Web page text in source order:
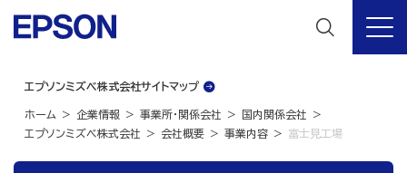
エプソンミズベ株式会社サイトマップ
ホーム 企業情報 事業所・関係会社
国内関係会社
エプソンミズベ株式会社
会社概要 事業内容 富士見工場